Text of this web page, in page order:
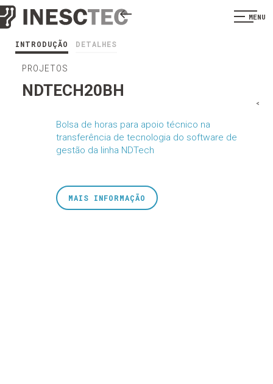
MENU
INTRODUÇÃO DETALHES
PROJETOS
NDTECH20BH
Bolsa de horas para apoio técnico na
transferência de tecnologia do software de
gestão da linha NDTech
<
MAIS INFORMAÇÃO